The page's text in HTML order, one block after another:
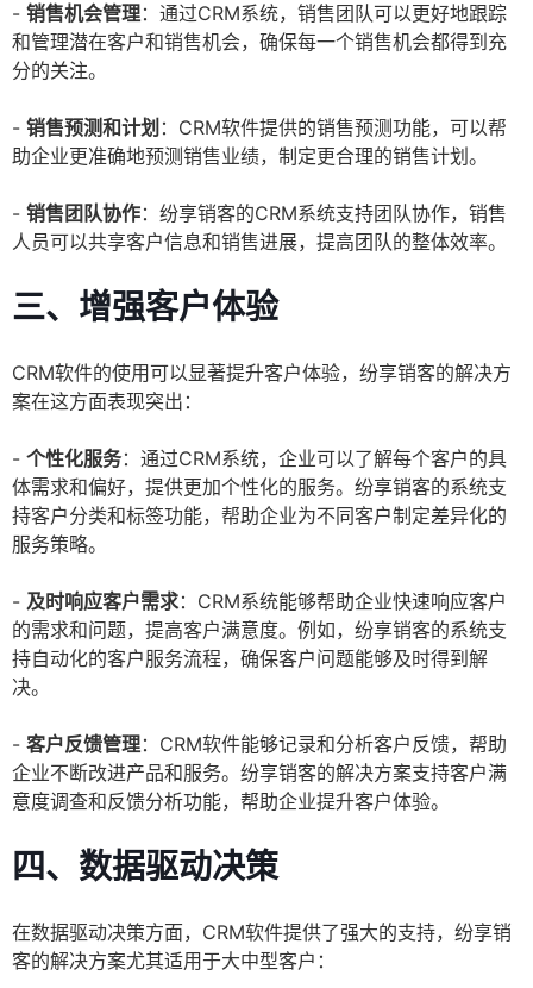
- 销售机会管理：通过CRM系统，销售团队可以更好地跟踪
和管理潜在客户和销售机会，确保每一个销售机会都得到充
分的关注。
- 销售预测和计划 ：CRM软件提供的销售预测功能，可以帮
助企业更准确地预测销售业绩，制定更合理的销售计划。
- 销售团队协作：纷享销客的CRM系统支持团队协作，销售
人员可以共享客户信息和销售进展，提高团队的整体效率。
三、增强客户体验
CRM软件的使用可以显著提升客户体验，纷享销客的解决方
案在这方面表现突出：
- 个性化服务：通过CRM系统，企业可以了解每个客户的具
体需求和偏好，提供更加个性化的服务。纷享销客的系统支
持客户分类和标签功能，帮助企业为不同客户制定差异化的
服务策略。
- 及时响应客户需求：CRM系统能够帮助企业快速响应客户
的需求和问题，提高客户满意度。例如，纷享销客的系统支
持自动化的客户服务流程，确保客户问题能够及时得到解
决。
- 客户反馈管理：CRM软件能够记录和分析客户反馈，帮助
企业不断改进产品和服务。纷享销客的解决方案支持客户满
意度调查和反馈分析功能，帮助企业提升客户体验。
四、数据驱动决策
在数据驱动决策方面，CRM软件提供了强大的支持，纷享销
客的解决方案尤其适用于大中型客户：